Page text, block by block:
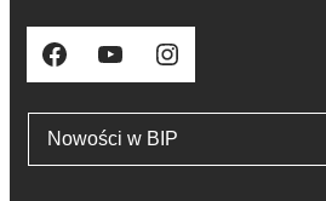
Facebook YouTube Instagram
Nowości w BIP